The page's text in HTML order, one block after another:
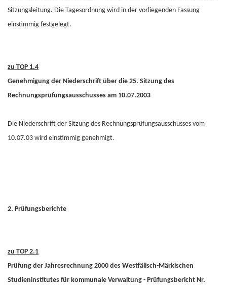
Sitzungsleitung. Die Tagesordnung wird in der vorliegenden Fassung
einstimmig festgelegt.
zu TOP 1.4
Genehmigung der Niederschrift über die 25. Sitzung des
Rechnungsprüfungsausschusses am 10.07.2003
Die Niederschrift der Sitzung des Rechnungsprüfungsausschusses vom
10.07.03 wird einstimmig genehmigt.
2. Prüfungsberichte
zu TOP 2.1
Prüfung der Jahresrechnung 2000 des Westfälisch-Märkischen
Studieninstitutes für kommunale Verwaltung - Prüfungsbericht Nr.